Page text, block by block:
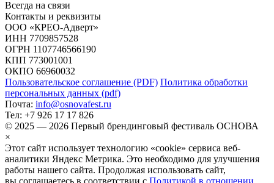
Всегда на связи
Контакты и реквизиты
ООО «КРЕО‐Адверт»
ИНН 7709857528
ОГРН 1107746566190
КПП 773001001
ОКПО 66960032
Пользовательское соглашение (PDF) Политика обработки
персональных данных (pdf)
Почта: info@osnovafest.ru
Тел: +7 926 17 17 826
© 2025 — 2026 Первый брендинговый фестиваль ОСНОВА
×
Этот сайт использует технологию «cookie» сервиса веб-
аналитики Яндекс Метрика. Это необходимо для улучшения
работы нашего сайта. Продолжая использовать сайт,
вы соглашаетесь в соответствии с Политикой в отношении